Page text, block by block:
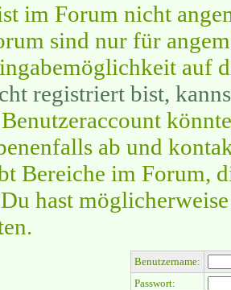
im Forum nicht
sind nur für
auf
registriert bist,
ab und
Bereiche im Forum,
hast
Benutzername:
Passwort: